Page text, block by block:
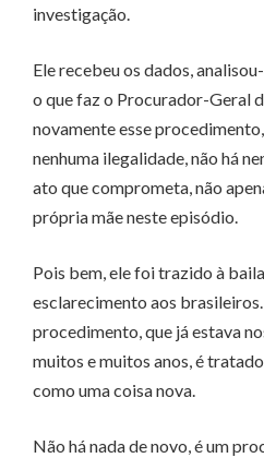
investigação.
Ele recebeu os dados,
o que faz o Procurador-Geral
novamente esse
nenhuma ilegalidade, não há
ato que comprometa, não
própria mãe neste episódio.
Pois bem, ele foi trazido à
esclarecimento aos
procedimento, que já estava
muitos e muitos anos, é
como uma coisa nova.
Não há nada de novo, é um